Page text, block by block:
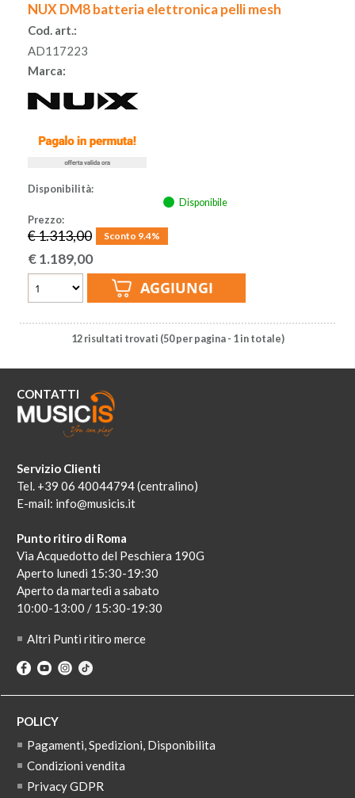
NUX DM8 batteria elettronica pelli mesh
Cod. art.:
AD117223
Marca:
Disponibilità:
Disponibile
Prezzo:
€ 1.313,00 Sconto 9.4%
€1.189,00
12 risultati trovati (50 per pagina - 1 in totale)
CONTATTI
Servizio Clienti
Tel. +39 06 40044794 (centralino)
E-mail: info@musicis.it
Punto ritiro di Roma
Via Acquedotto del Peschiera 190G
Aperto lunedi 15:30-19:30
Aperto da martedi a sabato
10:00-13:00 / 15:30-19:30
Altri Punti ritiro merce
POLICY
Pagamenti, Spedizioni, Disponibilita
Condizioni vendita
Privacy GDPR